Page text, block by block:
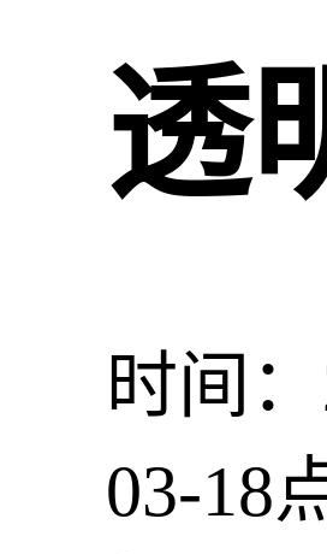
透
时间
03-18